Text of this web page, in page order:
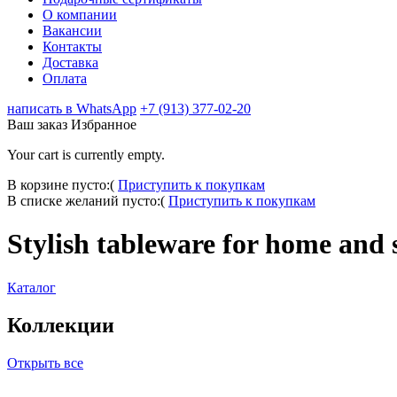
О компании
Вакансии
Контакты
Доставка
Оплата
написать в WhatsApp +7 (913) 377-02-20
Ваш заказ Избранное
Your cart is currently empty.
В корзине пусто:( Приступить к покупкам
В списке желаний пусто:( Приступить к покупкам
Stylish tableware for home and
Каталог
Коллекции
Открыть все